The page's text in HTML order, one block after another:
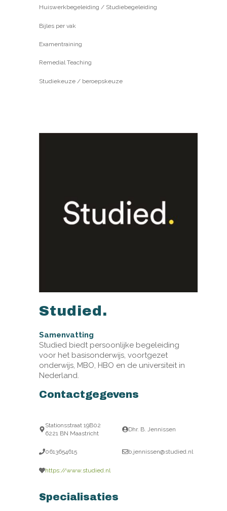
Huiswerkbegeleiding / Studiebegeleiding
Bijles per vak
Examentraining
Remedial Teaching
Studiekeuze / beroepskeuze
Studied.
Samenvatting
Studied biedt persoonlijke begeleiding
voor het basisonderwijs, voortgezet
onderwijs, MBO, HBO en de universiteit in
Nederland.
Contactgegevens
Stationsstraat 19B02
6221 BN Maastricht
Dhr. B. Jennissen
0613654615 b.jennissen@studied.nl
https://www.studied.nl
Specialisaties